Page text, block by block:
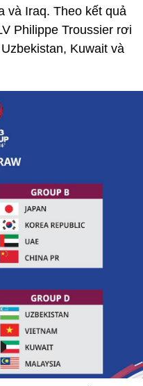
và Iraq. Theo kết quả
Philippe Troussier rơi
Kuwait và